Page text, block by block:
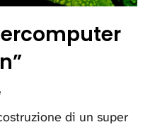
di un super